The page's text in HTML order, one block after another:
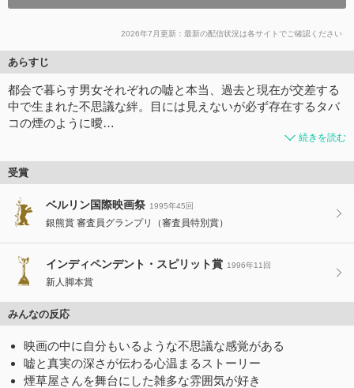
2026年7月更新：最新の配信状況は各サイトでご確認ください
あらすじ
都会で暮らす男女それぞれの嘘と本当、過去と現在が交差する
中で生まれた不思議な絆。目には見えないが必ず存在するタバ
コの煙のように曖…
続きを読む
受賞
ベルリン国際映画祭 1995年45回
銀熊賞 審査員グランプリ（審査員特別賞）
インディペンデント・スピリット賞 1996年11回
新人脚本賞
みんなの反応
映画の中に自分もいるような不思議な感覚がある
嘘と真実の深さが伝わる心温まるストーリー
煙草屋さんを舞台にした雑多な雰囲気が好き